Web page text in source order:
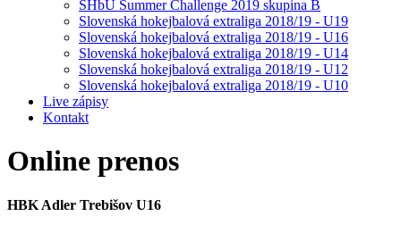
SHbÚ Summer Challenge 2019 skupina B
Slovenská hokejbalová extraliga 2018/19 - U19
Slovenská hokejbalová extraliga 2018/19 - U16
Slovenská hokejbalová extraliga 2018/19 - U14
Slovenská hokejbalová extraliga 2018/19 - U12
Slovenská hokejbalová extraliga 2018/19 - U10
Live zápisy
Kontakt
Online prenos
HBK Adler Trebišov U16